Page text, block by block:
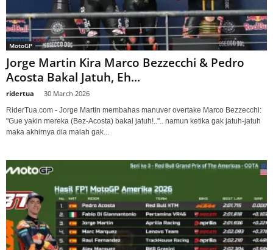
MotoGP
Jorge Martin Kira Marco Bezzecchi & Pedro
Acosta Bakal Jatuh, Eh...
ridertua 30 March 2026
RiderTua.com - Jorge Martin membahas manuver overtake Marco Bezzecchi:
"Gue yakin mereka (Bez-Acosta) bakal jatuh!..".. namun ketika gak jatuh-jatuh
maka akhirnya dia malah gak...